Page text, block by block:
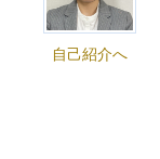
自己紹介へ